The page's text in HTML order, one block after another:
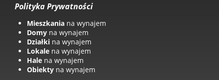
Polityka Prywatności
Mieszkania na wynajem
Domy na wynajem
Działki na wynajem
Lokale na wynajem
Hale na wynajem
Obiekty na wynajem